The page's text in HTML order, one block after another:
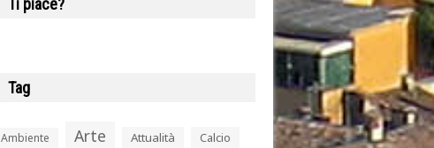
Tag
Ambiente Arte Attualità Calcio